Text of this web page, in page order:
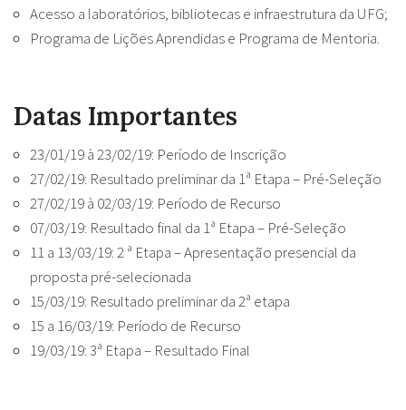
Acesso a laboratórios, bibliotecas e infraestrutura da UFG;
Programa de Lições Aprendidas e Programa de Mentoria.
Datas Importantes
23/01/19 à 23/02/19: Período de Inscrição
27/02/19: Resultado preliminar da 1ª Etapa – Pré-Seleção
27/02/19 à 02/03/19: Período de Recurso
07/03/19: Resultado final da 1ª Etapa – Pré-Seleção
11 a 13/03/19: 2 ª Etapa – Apresentação presencial da
proposta pré-selecionada
15/03/19: Resultado preliminar da 2ª etapa
15 a 16/03/19: Período de Recurso
19/03/19: 3ª Etapa – Resultado Final